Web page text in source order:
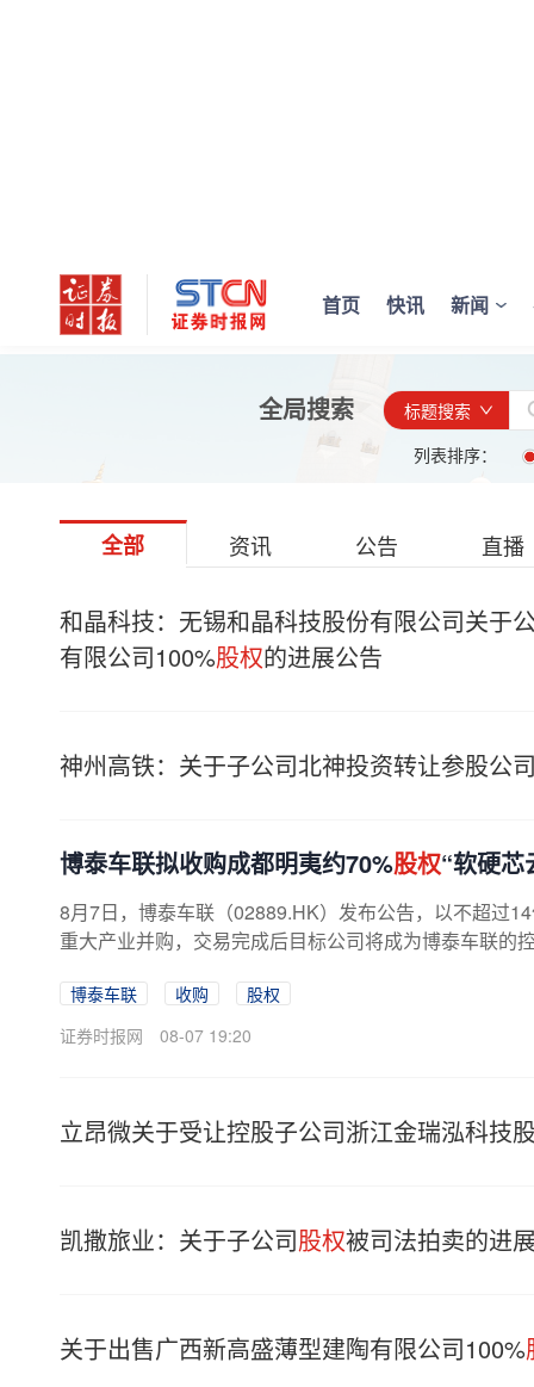
首页 快讯 新闻
全局搜索
标题搜索
列表排序：
全部 资讯 公告 直播
和晶科技：无锡和晶科技股份有限公司关于
有限公司100%股权的进展公告
神州高铁：关于子公司北神投资转让参股公
博泰车联拟收购成都明夷约70%股权“软硬芯
8月7日，博泰车联（02889.HK）发布公告，以不超过
重大产业并购，交易完成后目标公司将成为博泰车联的
博泰车联 收购
股权
证券时报网
08-07 19:20
立昂微关于受让控股子公司浙江金瑞泓科技
凯撒旅业：关于子公司股权被司法拍卖的进
关于出售广西新高盛薄型建陶有限公司100%